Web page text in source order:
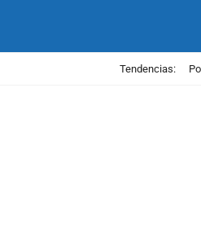
Tendencias: